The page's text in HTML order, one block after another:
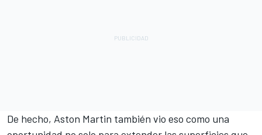
De hecho, Aston Martin también vio eso como una